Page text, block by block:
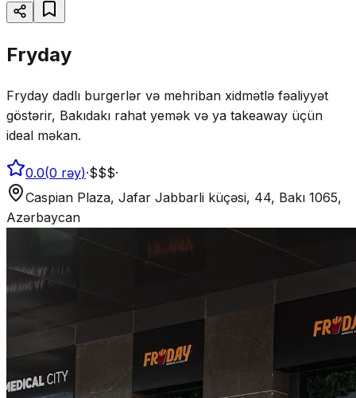
Fryday
Fryday dadlı burgerlər və mehriban xidmətlə fəaliyyət
göstərir, Bakıdakı rahat yemək və ya takeaway üçün
ideal məkan.
0.0(0 rəy)·$$$·
Caspian Plaza, Jafar Jabbarli küçəsi, 44, Bakı 1065,
Azərbaycan